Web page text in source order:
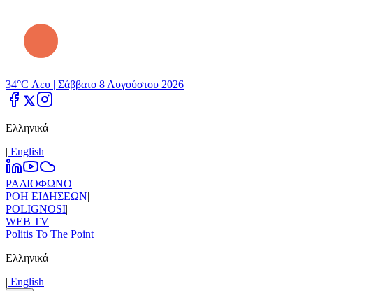
34°C Λευ | Σάββατο 8 Αυγούστου 2026
Ελληνικά
| Εnglish
ΡΑΔΙΟΦΩΝΟ|
ΡΟΗ ΕΙΔΗΣΕΩΝ|
POLIGNOSI|
WEB TV|
Politis To The Point
Ελληνικά
| Εnglish